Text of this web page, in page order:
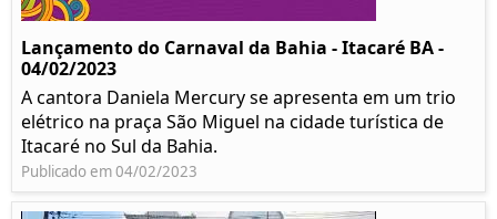
Lançamento do Carnaval da Bahia - Itacaré BA -
04/02/2023
A cantora Daniela Mercury se apresenta em um trio
elétrico na praça São Miguel na cidade turística de
Itacaré no Sul da Bahia.
Publicado em 04/02/2023